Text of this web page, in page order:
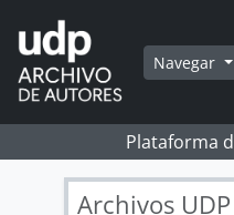
Skip to main content
Navegar
Plataforma
Archivos UDP